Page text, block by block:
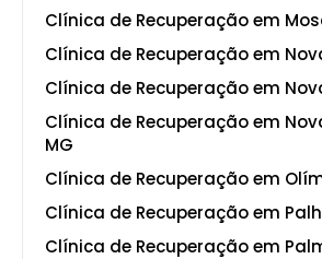
Clínica de Recuperação em
Clínica de Recuperação em
Clínica de Recuperação em
Clínica de Recuperação em
MG
Clínica de Recuperação em
Clínica de Recuperação em
Clínica de Recuperação em